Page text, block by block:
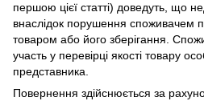
першою цієї статті) доведуть, що
внаслідок порушення споживачем
товаром або його зберігання.
участь у перевірці якості товару
представника.
Повернення здійснюється за